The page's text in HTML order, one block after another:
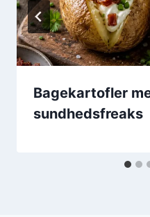
Bagekartofler
sundhedsfreaks